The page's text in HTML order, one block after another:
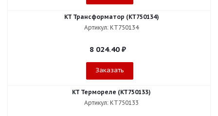
KT Трансформатор (KT750134)
Артикул: KT750134
8 024.40 ₽
Заказать
KT Термореле (KT750133)
Артикул: KT750133